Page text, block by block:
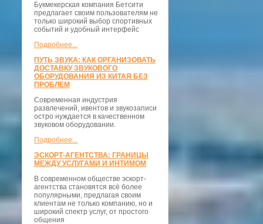
Букмекерская компания Бетсити
предлагает своим пользователям не
только широкий выбор спортивных
событий и удобный интерфейс
Подробнее...
ПУТЬ ЗВУКА: КАК ОРГАНИЗОВАТЬ
ДОСТАВКУ ЗВУКОВОГО
ОБОРУДОВАНИЯ ИЗ КИТАЯ БЕЗ
ПРОБЛЕМ
Современная индустрия
развлечений, ивентов и звукозаписи
остро нуждается в качественном
звуковом оборудовании.
Подробнее...
ЭСКОРТ-АГЕНТСТВА: ГРАНИЦЫ
МЕЖДУ УСЛУГАМИ И ИНТИМОМ
В современном обществе эскорт-
агентства становятся всё более
популярными, предлагая своим
клиентам не только компанию, но и
широкий спектр услуг, от простого
общения